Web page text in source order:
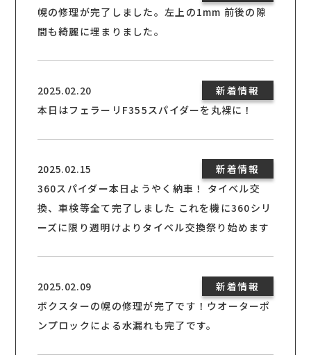
幌の修理が完了しました。左上の1mm 前後の隙
間も綺麗に埋まりました。
2025.02.20
新着情報
本日はフェラーリF355スパイダーを丸裸に！
2025.02.15
新着情報
360スパイダー本日ようやく納車！ タイベル交
換、車検等全て完了しました これを機に360シリ
ーズに限り週明けよりタイベル交換祭り始めます
2025.02.09
新着情報
ボクスターの幌の修理が完了です！ウオーターポ
ンプロックによる水漏れも完了です。